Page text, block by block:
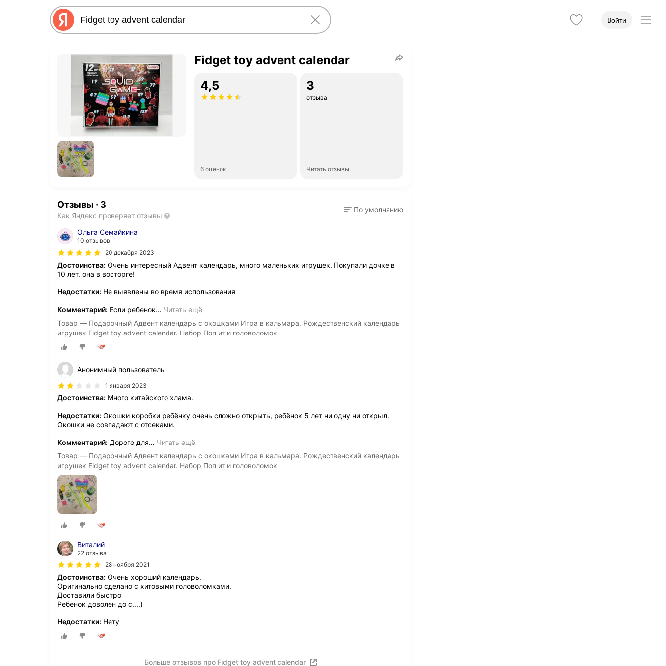
Войти
Fidget toy advent calendar
4,5
6 оценок
3
отзыва
Читать отзывы
Отзывы · 3
Как Яндекс проверяет отзывы
По умолчанию
Ольга Семайкина
10 отзывов
20 декабря 2023
Достоинства: Очень интересный Адвент календарь, много маленьких игрушек. Покупали дочке в
10 лет, она в восторге!
Недостатки: Не выявлены во время использования
Комментарий: Если ребенок… Читать ещё
Товар — Подарочный Адвент календарь с окошками Игра в кальмара. Рождественский календарь
игрушек Fidget toy advent calendar. Набор Поп ит и головоломок
Анонимный пользователь
1 января 2023
Достоинства: Много китайского хлама.
Недостатки: Окошки коробки ребёнку очень сложно открыть, ребёнок 5 лет ни одну ни открыл.
Окошки не совпадают с отсеками.
Комментарий: Дорого для… Читать ещё
Товар — Подарочный Адвент календарь с окошками Игра в кальмара. Рождественский календарь
игрушек Fidget toy advent calendar. Набор Поп ит и головоломок
Виталий
22 отзыва
28 ноября 2021
Достоинства: Очень хороший календарь.
Оригинально сделано с хитовыми головоломками.
Доставили быстро
Ребенок доволен до с....)
Недостатки: Нету
Больше отзывов про Fidget toy advent calendar